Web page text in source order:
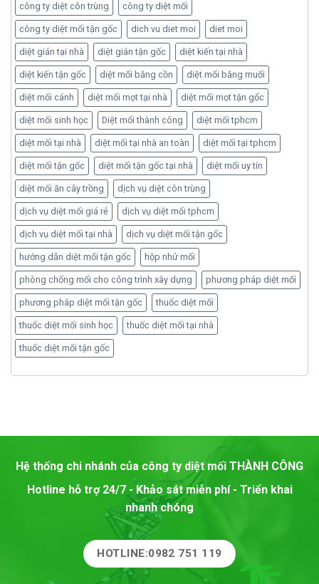
công ty diệt côn trùng công ty diệt mối
công ty diệt mối tận gốc dich vu diet moi diet moi
diệt gián tại nhà diệt gián tận gốc diệt kiến tại nhà
diệt kiến tận gốc diệt mối bằng cồn diệt mối bằng muối
diệt mối cánh diệt mối mọt tại nhà diệt mối mọt tận gốc
diệt mối sinh học Diệt mối thành công diệt mối tphcm
diệt mối tại nhà diệt mối tại nhà an toàn diệt mối tại tphcm
diệt mối tận gốc diệt mối tận gốc tại nhà diệt mối uy tín
diệt mối ăn cây trồng dịch vụ diệt côn trùng
dịch vụ diệt mối giá rẻ dịch vụ diệt mối tphcm
dịch vụ diệt mối tại nhà dịch vụ diệt mối tận gốc
hướng dẫn diệt mối tận gốc hộp nhử mối
phòng chống mối cho công trình xây dựng phương pháp diệt mối
phương pháp diệt mối tận gốc thuốc diệt mối
thuốc diệt mối sinh học thuốc diệt mối tại nhà
thuốc diệt mối tận gốc
Hệ thống chi nhánh của công ty diệt mối THÀNH CÔNG
Hotline hỗ trợ 24/7 - Khảo sát miễn phí - Triển khai
nhanh chóng
HOTLINE:0982 751 119